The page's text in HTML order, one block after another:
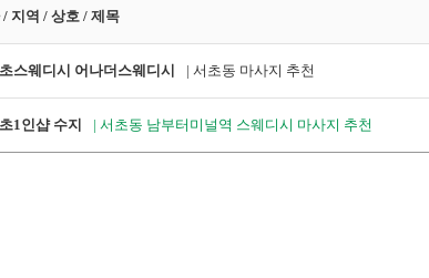
/ 지역 / 상호 / 제목
스웨디시 어나더스웨디시 | 서초동 마사지 추천
1인샵 수지 | 서초동 남부터미널역 스웨디시 마사지 추천